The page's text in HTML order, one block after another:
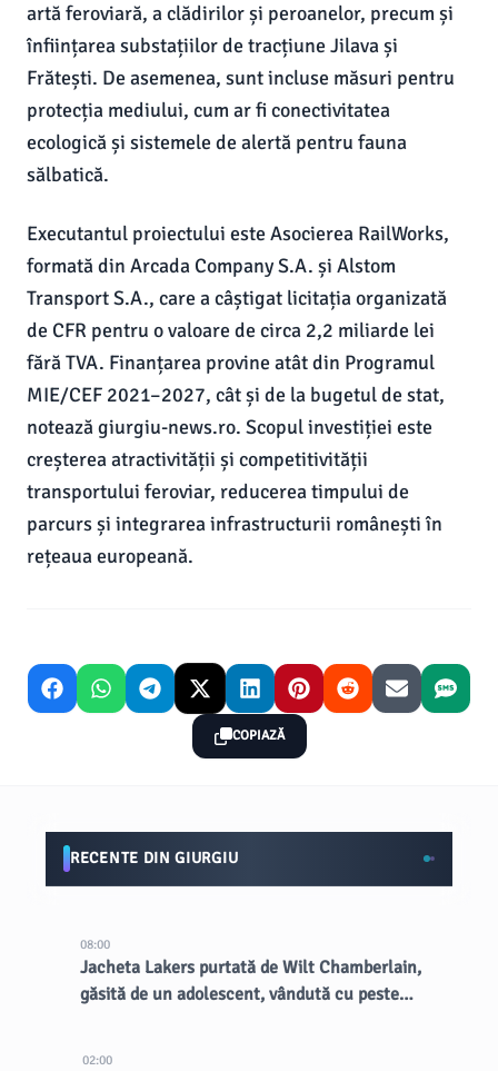
artă feroviară, a clădirilor și peroanelor, precum și
înființarea substațiilor de tracțiune Jilava și
Frătești. De asemenea, sunt incluse măsuri pentru
protecția mediului, cum ar fi conectivitatea
ecologică și sistemele de alertă pentru fauna
sălbatică.
Executantul proiectului este Asocierea RailWorks,
formată din Arcada Company S.A. și Alstom
Transport S.A., care a câștigat licitația organizată
de CFR pentru o valoare de circa 2,2 miliarde lei
fără TVA. Finanțarea provine atât din Programul
MIE/CEF 2021–2027, cât și de la bugetul de stat,
notează giurgiu-news.ro. Scopul investiției este
creșterea atractivității și competitivității
transportului feroviar, reducerea timpului de
parcurs și integrarea infrastructurii românești în
rețeaua europeană.
COPIAZĂ
RECENTE DIN GIURGIU
08:00
Jacheta Lakers purtată de Wilt Chamberlain,
găsită de un adolescent, vândută cu peste
02:00